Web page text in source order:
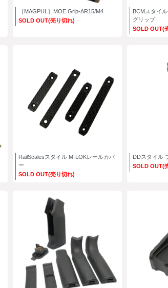
［MAGPUL］MOE Grip-AR15/M4
SOLD OUT(売り切れ)
BCMスタイ
グリップ
SOLD OUT(
RailScalesスタイル M-LOKレールカバ
ー
SOLD OUT(売り切れ)
DDスタイル
SOLD OUT(